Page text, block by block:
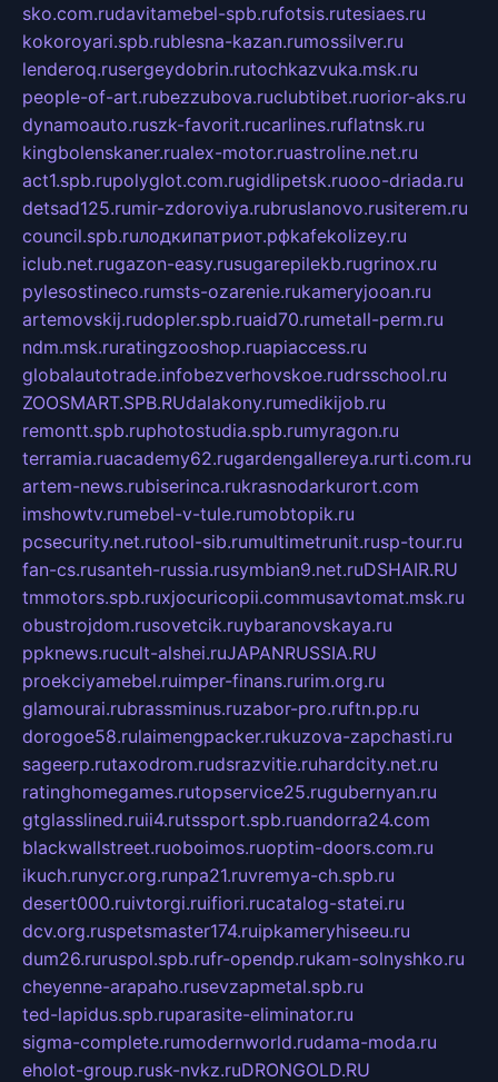
sko.com.rudavitamebel-spb.rufotsis.rutesiaes.ru
kokoroyari.spb.rublesna-kazan.rumossilver.ru
lenderoq.rusergeydobrin.rutochkazvuka.msk.ru
people-of-art.rubezzubova.ruclubtibet.ruorior-aks.ru
dynamoauto.ruszk-favorit.rucarlines.ruflatnsk.ru
kingbolenskaner.rualex-motor.ruastroline.net.ru
act1.spb.rupolyglot.com.rugidlipetsk.ruooo-driada.ru
detsad125.rumir-zdoroviya.rubruslanovo.rusiterem.ru
council.spb.ruлодкипатриот.рфkafekolizey.ru
iclub.net.rugazon-easy.rusugarepilekb.rugrinox.ru
pylesostineco.rumsts-ozarenie.rukameryjooan.ru
artemovskij.rudopler.spb.ruaid70.rumetall-perm.ru
ndm.msk.ruratingzooshop.ruapiaccess.ru
globalautotrade.infobezverhovskoe.rudrsschool.ru
ZOOSMART.SPB.RUdalakony.rumedikijob.ru
remontt.spb.ruphotostudia.spb.rumyragon.ru
terramia.ruacademy62.rugardengallereya.rurti.com.ru
artem-news.rubiserinca.rukrasnodarkurort.com
imshowtv.rumebel-v-tule.rumobtopik.ru
pcsecurity.net.rutool-sib.rumultimetrunit.rusp-tour.ru
fan-cs.rusanteh-russia.rusymbian9.net.ruDSHAIR.RU
tmmotors.spb.ruxjocuricopii.commusavtomat.msk.ru
obustrojdom.rusovetcik.ruybaranovskaya.ru
ppknews.rucult-alshei.ruJAPANRUSSIA.RU
proekciyamebel.ruimper-finans.rurim.org.ru
glamourai.rubrassminus.ruzabor-pro.ruftn.pp.ru
dorogoe58.rulaimengpacker.rukuzova-zapchasti.ru
sageerp.rutaxodrom.rudsrazvitie.ruhardcity.net.ru
ratinghomegames.rutopservice25.rugubernyan.ru
gtglasslined.ruii4.rutssport.spb.ruandorra24.com
blackwallstreet.ruoboimos.ruoptim-doors.com.ru
ikuch.runycr.org.runpa21.ruvremya-ch.spb.ru
desert000.ruivtorgi.ruifiori.rucatalog-statei.ru
dcv.org.ruspetsmaster174.ruipkameryhiseeu.ru
dum26.ruruspol.spb.rufr-opendp.rukam-solnyshko.ru
cheyenne-arapaho.rusevzapmetal.spb.ru
ted-lapidus.spb.ruparasite-eliminator.ru
sigma-complete.rumodernworld.rudama-moda.ru
eholot-group.rusk-nvkz.ruDRONGOLD.RU